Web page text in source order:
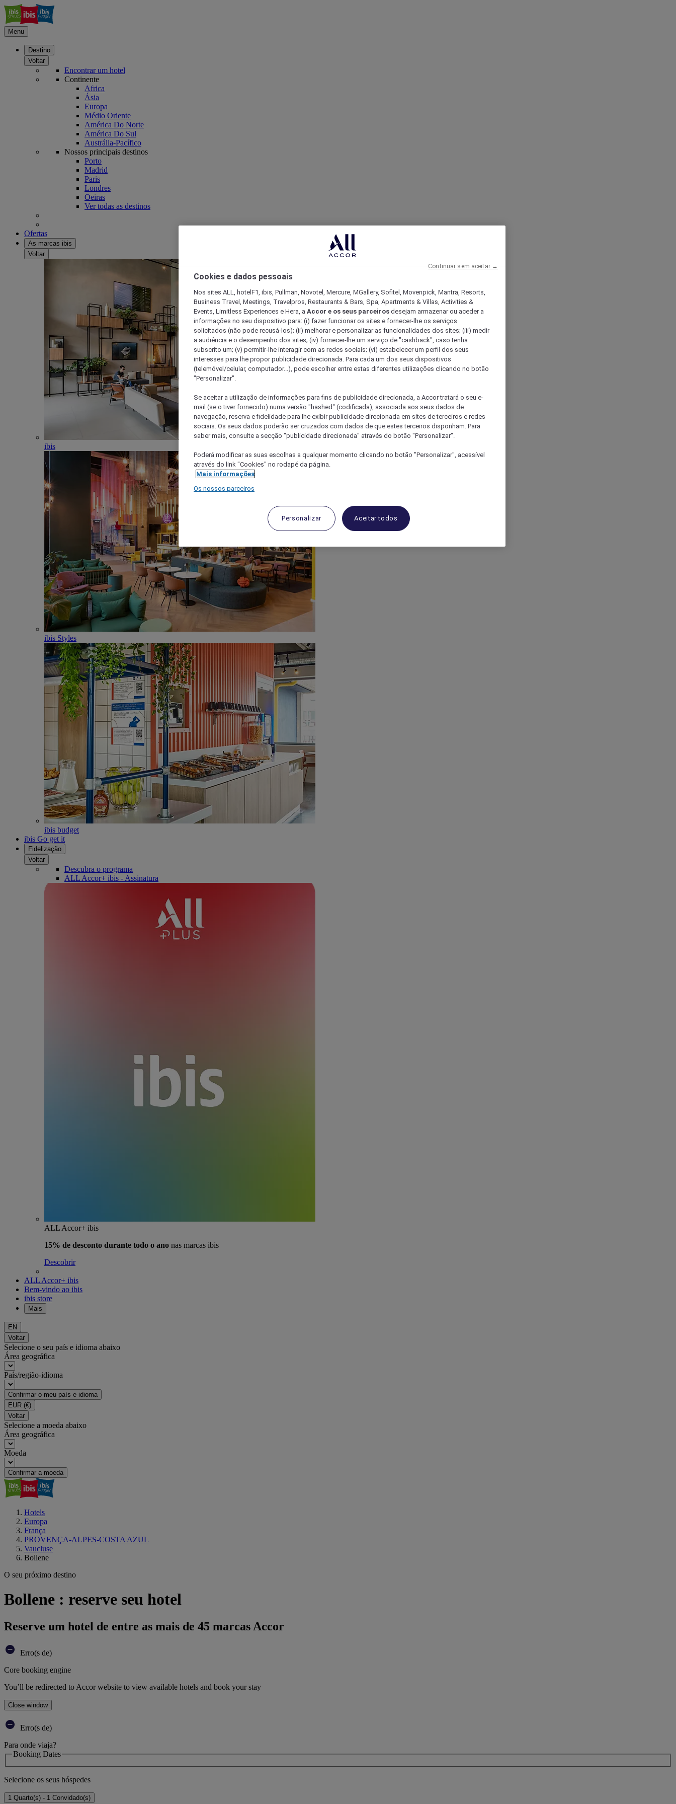
Menu
Destino
Voltar
Encontrar um hotel
Continente
Africa
Ásia
Europa
Médio Oriente
América Do Norte
América Do Sul
Austrália-Pacífico
Nossos principais destinos
Porto
Madrid
Paris
Londres
Oeiras
Ver todas as destinos
Ofertas
As marcas ibis
Voltar
ibis
ibis Styles
ibis budget
ibis Go get it
Fidelização
Voltar
Descubra o programa
ALL Accor+ ibis - Assinatura
ALL Accor+ ibis
15% de desconto durante todo o ano nas marcas ibis
Descobrir
ALL Accor+ ibis
Bem-vindo ao ibis
ibis store
Mais
EN
Voltar
Selecione o seu país e idioma abaixo
Área geográfica
País/região-idioma
Confirmar o meu país e idioma
EUR (€)
Voltar
Selecione a moeda abaixo
Área geográfica
Moeda
Confirmar a moeda
Hotels
Europa
França
PROVENÇA-ALPES-COSTA AZUL
Vaucluse
Bollene
O seu próximo destino
Bollene : reserve seu hotel
Reserve um hotel de entre as mais de 45 marcas Accor
Erro(s de)
Core booking engine
You’ll be redirected to Accor website to view available hotels and book your stay
Close window
Erro(s de)
Para onde viaja?
Booking Dates
Selecione os seus hóspedes
1 Quarto(s) - 1 Convidado(s)
Cookies e dados pessoais
Nos sites ALL, hotelF1, ibis, Pullman, Novotel, Mercure, MGallery, Sofitel, Movenpick, Mantra, Resorts,
Business Travel, Meetings, Travelpros, Restaurants & Bars, Spa, Apartments & Villas, Activities &
Events, Limitless Experiences e Hera, a Accor e os seus parceiros desejam armazenar ou aceder a
informações no seu dispositivo para: (i) fazer funcionar os sites e fornecer-lhe os serviços
solicitados (não pode recusá-los); (ii) melhorar e personalizar as funcionalidades dos sites; (iii) medir
a audiência e o desempenho dos sites; (iv) fornecer-lhe um serviço de "cashback", caso tenha
subscrito um; (v) permitir-lhe interagir com as redes sociais; (vi) estabelecer um perfil dos seus
interesses para lhe propor publicidade direcionada. Para cada um dos seus dispositivos
(telemóvel/celular, computador...), pode escolher entre estas diferentes utilizações clicando no botão
"Personalizar".
Se aceitar a utilização de informações para fins de publicidade direcionada, a Accor tratará o seu e-
mail (se o tiver fornecido) numa versão "hashed" (codificada), associada aos seus dados de
navegação, reserva e fidelidade para lhe exibir publicidade direcionada em sites de terceiros e redes
sociais. Os seus dados poderão ser cruzados com dados de que estes terceiros disponham. Para
saber mais, consulte a secção "publicidade direcionada" através do botão "Personalizar".
Poderá modificar as suas escolhas a qualquer momento clicando no botão "Personalizar", acessível
através do link "Cookies" no rodapé da página.
Mais informações
Os nossos parceiros
Personalizar Aceitar todos
Continuar sem aceitar →